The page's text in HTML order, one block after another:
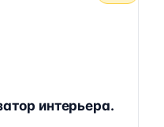
интерьера.